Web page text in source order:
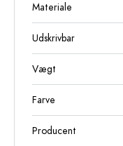
Materiale
Udskrivbar
Vægt
Farve
Producent